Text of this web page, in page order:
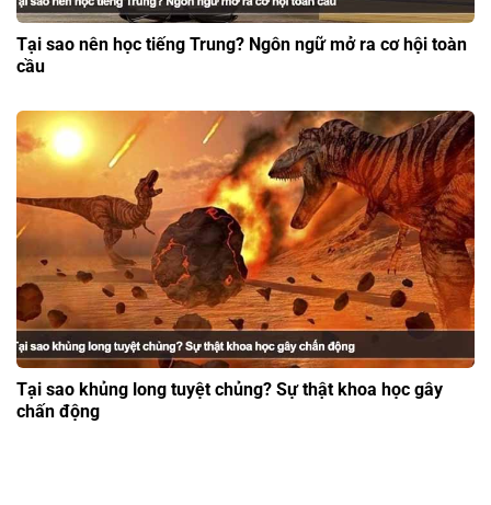
Tại sao nên học tiếng Trung? Ngôn ngữ mở ra cơ hội toàn
cầu
Tại sao khủng long tuyệt chủng? Sự thật khoa học gây
chấn động